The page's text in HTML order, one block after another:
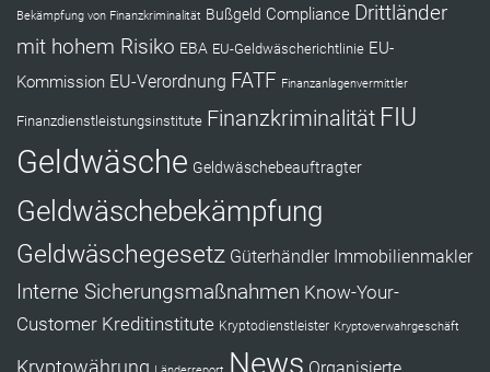
Bekämpfung von Finanzkriminalität Bußgeld Compliance Drittländer
mit hohem Risiko EBA EU-Geldwäscherichtlinie EU-
Kommission EU-Verordnung FATF Finanzanlagenvermittler
Finanzdienstleistungsinstitute Finanzkriminalität FIU
Geldwäsche Geldwäschebeauftragter
Geldwäschebekämpfung
Geldwäschegesetz Güterhändler Immobilienmakler
Interne Sicherungsmaßnahmen Know-Your-
Customer Kreditinstitute Kryptodienstleister Kryptoverwahrgeschäft
Kryptowährung News Organisierte